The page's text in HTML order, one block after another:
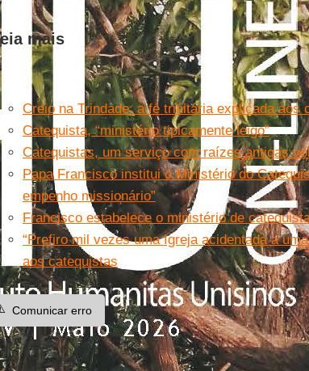
mais
Creio na Trindade: a fé trinitária explicada aos
Catequista, “ministério tipicamente leigo”
Catequistas, um serviço com raízes antigas
Papa Francisco institui o Ministério do
empenho missionário”
Francisco estabelece o ministério de
“Prefiro mil vezes uma Igreja acidentada a
aos catequistas
Comunicar erro